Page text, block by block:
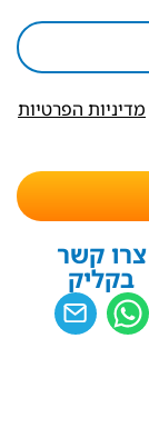
מדיניות הפרטיות
צרו קשר
בקליק